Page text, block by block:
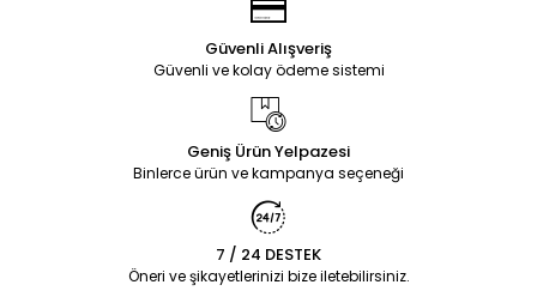
Güvenli Alışveriş
Güvenli ve kolay ödeme sistemi
Geniş Ürün Yelpazesi
Binlerce ürün ve kampanya seçeneği
7 / 24 DESTEK
Öneri ve şikayetlerinizi bize iletebilirsiniz.